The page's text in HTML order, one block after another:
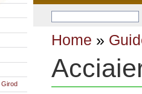
Home »